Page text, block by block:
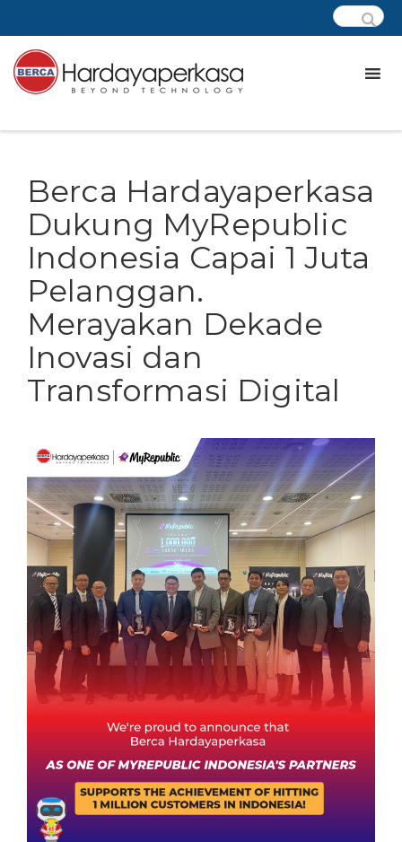
Berca Hardayaperkasa
Dukung MyRepublic
Indonesia Capai 1 Juta
Pelanggan.
Merayakan Dekade
Inovasi dan
Transformasi Digital